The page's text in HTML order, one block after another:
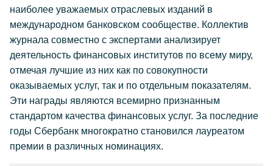
наиболее уважаемых отраслевых изданий в
международном банковском сообществе. Коллектив
журнала совместно с экспертами анализирует
деятельность финансовых институтов по всему миру,
отмечая лучшие из них как по совокупности
оказываемых услуг, так и по отдельным показателям.
Эти награды являются всемирно признанным
стандартом качества финансовых услуг. За последние
годы Сбербанк многократно становился лауреатом
премии в различных номинациях.